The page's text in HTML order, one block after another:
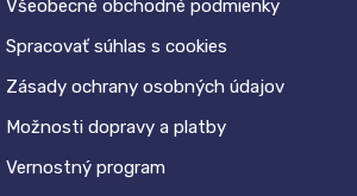
Všeobecné obchodné podmienky
Spracovať súhlas s cookies
Zásady ochrany osobných údajov
Možnosti dopravy a platby
Vernostný program